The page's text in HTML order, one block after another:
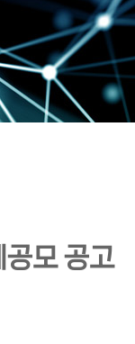
청소년 관련기사
모 공고